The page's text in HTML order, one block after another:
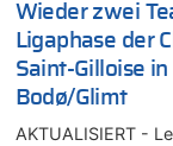
Wieder zwei
Ligaphase der
Saint-Gilloise
Bodø/Glimt
AKTUALISIERT -